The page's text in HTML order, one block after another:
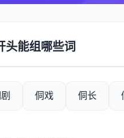
头能组哪些词
侗戏 侗长